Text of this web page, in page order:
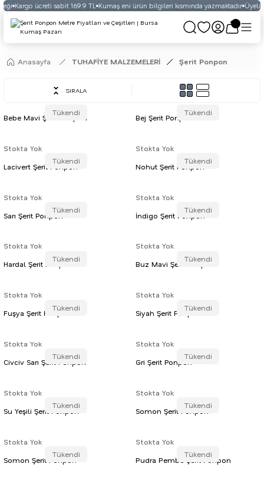
Kargo ücreti sabit 169.9 TL Kumaş eni ürün bilgileri kısmında yazmaktadır Üyelikli
Anasayfa TUHAFİYE MALZEMELERİ Şerit Ponpon
SIRALA
Tükendi
Bebe Mavi Şerit Ponpon
Stokta Yok
Tükendi
Bej Şerit Ponpon
Stokta Yok
Tükendi
Lacivert Şerit Ponpon
Stokta Yok
Tükendi
Nohut Şerit Ponpon
Stokta Yok
Tükendi
Sarı Şerit Ponpon
Stokta Yok
Tükendi
İndigo Şerit Ponpon
Stokta Yok
Tükendi
Hardal Şerit Ponpon
Stokta Yok
Tükendi
Buz Mavi Şerit Ponpon
Stokta Yok
Tükendi
Fuşya Şerit Ponpon
Stokta Yok
Tükendi
Siyah Şerit Ponpon
Stokta Yok
Tükendi
Civciv Sarı Şerit Ponpon
Stokta Yok
Tükendi
Gri Şerit Ponpon
Stokta Yok
Tükendi
Su Yeşili Şerit Ponpon
Stokta Yok
Tükendi
Somon Şerit Ponpon
Stokta Yok
Tükendi
Somon Şerit Ponpon
Tükendi
Pudra Pembe Şerit Ponpon